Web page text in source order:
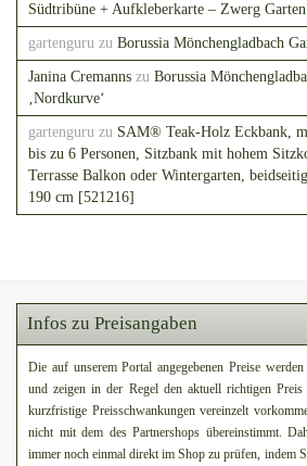
Südtribüne + Aufkleberkarte – Zwerg Garten
gartenguru zu Borussia Mönchengladbach
Janina Cremanns zu Borussia
‚Nordkurve‘
gartenguru zu SAM® Teak-Holz Eckbank,
bis zu 6 Personen, Sitzbank mit hohem
Terrasse Balkon oder Wintergarten,
190 cm [521216]
Infos zu Preisangaben
Die auf unserem Portal angegebenen Preise
und zeigen in der Regel den aktuell richtigen
kurzfristige Preisschwankungen vereinzelt
nicht mit dem des Partnershops übereinstimmt.
immer noch einmal direkt im Shop zu prüfen, indem